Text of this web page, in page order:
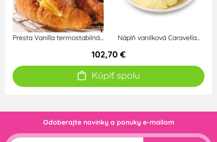
Presta Vanilla termostabilná… Náplň vanilková Caravella…
102,70 €
Kúpiť spolu
Odoberajte novinky a ponuky e-mailom